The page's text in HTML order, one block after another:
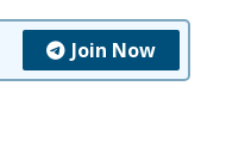
Join Now